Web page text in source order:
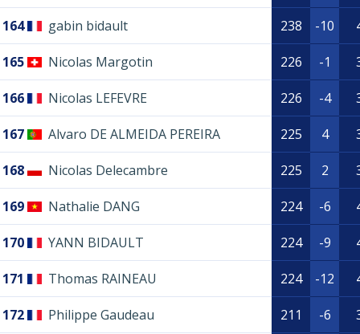
164 gabin bidault 238 -10
165 Nicolas Margotin 226 -1
166 Nicolas LEFEVRE 226 -4
167 Alvaro DE ALMEIDA PEREIRA 225 4
168 Nicolas Delecambre 225 2
169 Nathalie DANG 224 -6
170 YANN BIDAULT 224 -9
171 Thomas RAINEAU 224 -12
172 Philippe Gaudeau 211 -6